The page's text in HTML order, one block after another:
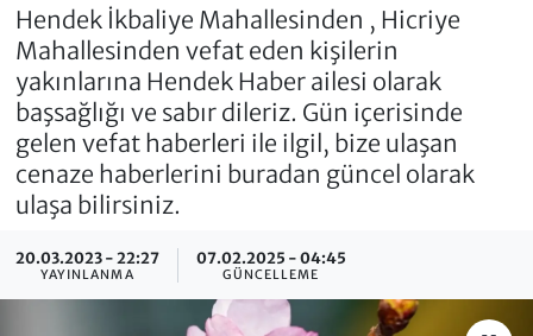
Hendek İkbaliye Mahallesinden , Hicriye
Mahallesinden vefat eden kişilerin
yakınlarına Hendek Haber ailesi olarak
başsağlığı ve sabır dileriz. Gün içerisinde
gelen vefat haberleri ile ilgil, bize ulaşan
cenaze haberlerini buradan güncel olarak
ulaşa bilirsiniz.
20.03.2023 - 22:27
YAYINLANMA
07.02.2025 - 04:45
GÜNCELLEME
Vefat Edenler
Hendek Haber Reklam Servisi
Künye
İletişim
Son Dakika Haberleri
Haber Arşivi